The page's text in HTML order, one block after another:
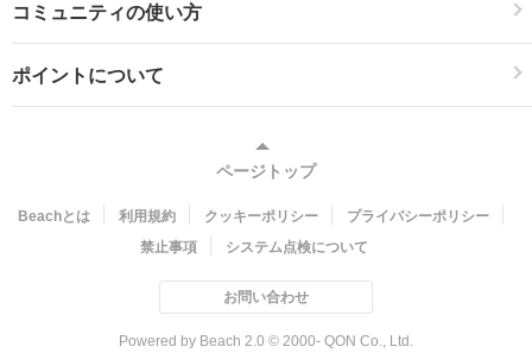
コミュニティの使い方
ポイントについて
ページトップ
Beachとは 利用規約 クッキーポリシー
プライバシーポリシー
禁止事項
システム点検について
お問い合わせ
Powered by Beach 2.0 © 2000- QON Co., Ltd.